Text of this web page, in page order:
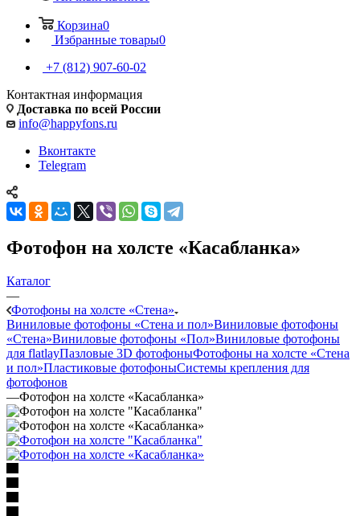
Корзина0
Избранные товары0
+7 (812) 907-60-02
Контактная информация
Доставка по всей России
info@happyfons.ru
Вконтакте
Telegram
Фотофон на холсте «Касабланка»
Каталог
—
Фотофоны на холсте «Стена»
Виниловые фотофоны «Стена и пол»Виниловые фотофоны
«Стена»Виниловые фотофоны «Пол»Виниловые фотофоны
для flatlayПазловые 3D фотофоныФотофоны на холсте «Стена
и пол»Пластиковые фотофоныСистемы крепления для
фотофонов
—Фотофон на холсте «Касабланка»